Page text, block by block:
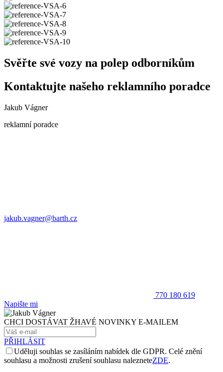
Svěřte své vozy na polep odborníkům
Kontaktujte našeho reklamního poradce
Jakub Vágner
reklamní poradce
jakub.vagner@barth.cz
770 180 619
Napište mi
CHCI DOSTÁVAT ŽHAVÉ NOVINKY E-MAILEM
PŘIHLÁSIT
Uděluji souhlas se zasíláním nabídek dle GDPR. Celé znění
souhlasu a možnosti zrušení souhlasu nalezneteZDE.